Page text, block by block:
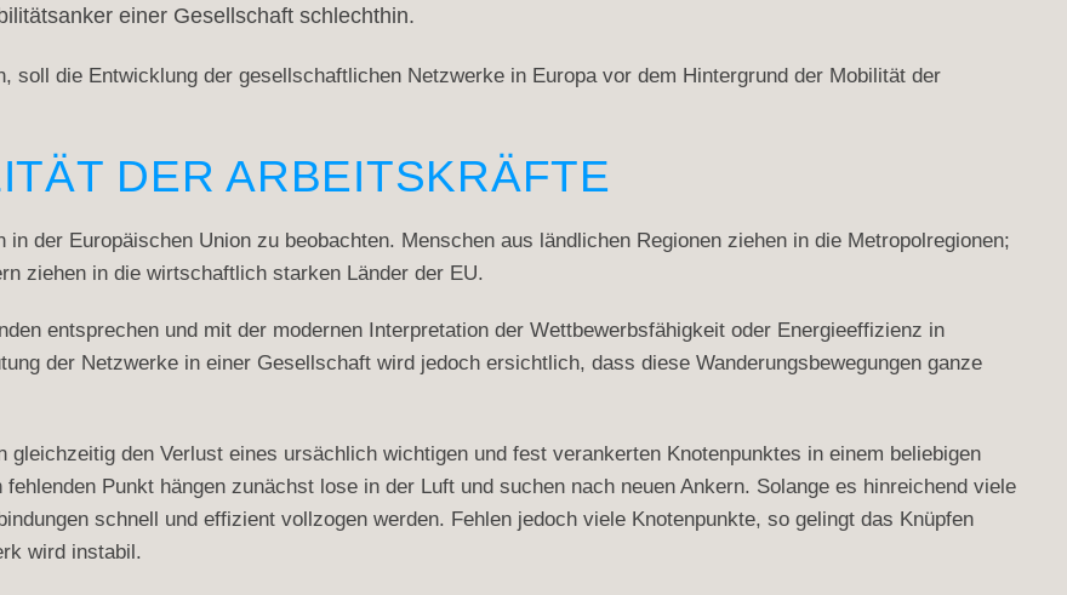
einer Gesellschaft schlechthin.
soll die Entwicklung der gesellschaftlichen Netzwerke in Europa vor dem Hintergrund der Mobilität der
DER ARBEITSKRÄFTE
der Europäischen Union zu beobachten. Menschen aus ländlichen Regionen ziehen in die Metropolregionen;
ziehen in die wirtschaftlich starken Länder der EU.
entsprechen und mit der modernen Interpretation der Wettbewerbsfähigkeit oder Energieeffizienz in
der Netzwerke in einer Gesellschaft wird jedoch ersichtlich, dass diese Wanderungsbewegungen ganze
den Verlust eines ursächlich wichtigen und fest verankerten Knotenpunktes in einem beliebigen
Punkt hängen zunächst lose in der Luft und suchen nach neuen Ankern. Solange es hinreichend viele
schnell und effizient vollzogen werden. Fehlen jedoch viele Knotenpunkte, so gelingt das Knüpfen
wird instabil.